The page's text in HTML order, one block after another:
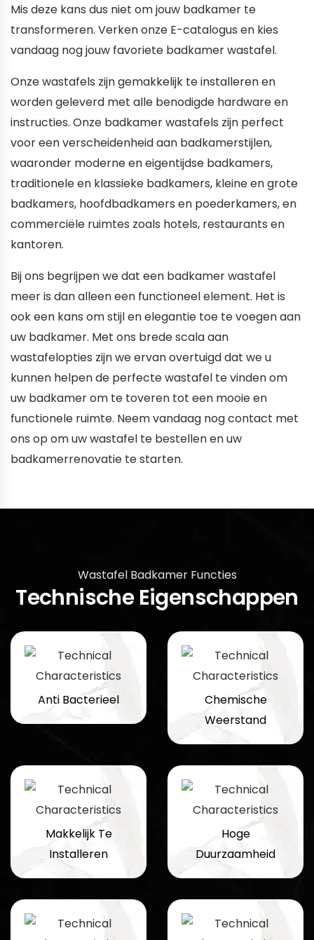
Mis deze kans dus niet om jouw badkamer te
transformeren. Verken onze E-catalogus en kies
vandaag nog jouw favoriete badkamer wastafel.
Onze wastafels zijn gemakkelijk te installeren en
worden geleverd met alle benodigde hardware en
instructies. Onze badkamer wastafels zijn perfect
voor een verscheidenheid aan badkamerstijlen,
waaronder moderne en eigentijdse badkamers,
traditionele en klassieke badkamers, kleine en grote
badkamers, hoofdbadkamers en poederkamers, en
commerciële ruimtes zoals hotels, restaurants en
kantoren.
Bij ons begrijpen we dat een badkamer wastafel
meer is dan alleen een functioneel element. Het is
ook een kans om stijl en elegantie toe te voegen aan
uw badkamer. Met ons brede scala aan
wastafelopties zijn we ervan overtuigd dat we u
kunnen helpen de perfecte wastafel te vinden om
uw badkamer om te toveren tot een mooie en
functionele ruimte. Neem vandaag nog contact met
ons op om uw wastafel te bestellen en uw
badkamerrenovatie te starten.
Wastafel Badkamer Functies
Technische Eigenschappen
Anti Bacterieel
Chemische
Weerstand
Makkelijk Te
Installeren
Hoge
Duurzaamheid